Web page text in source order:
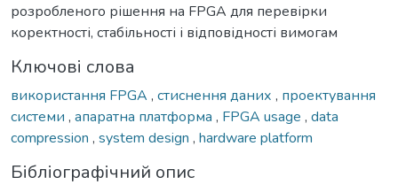
розробленого рішення на FPGA для перевірки
коректності, стабільності і відповідності вимогам
Ключові слова
використання FPGA , стиснення даних , проектування
системи , апаратна платформа , FPGA usage , data
compression , system design , hardware platform
Бібліографічний опис